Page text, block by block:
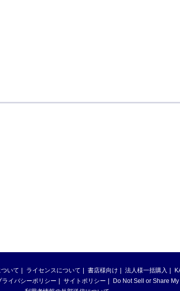
いて ライセンスについて 書店様向け 法人様一括購入
ライバシーポリシー サイトポリシー
Do Not Sell or Share